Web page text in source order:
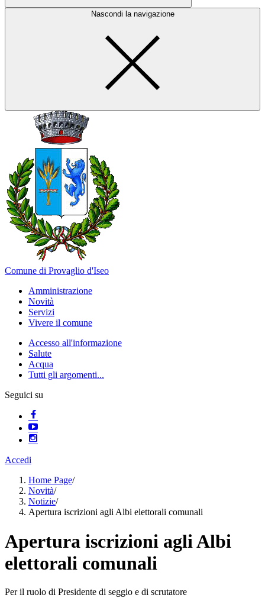
Nascondi la navigazione
Comune di Provaglio d'Iseo
Amministrazione
Novità
Servizi
Vivere il comune
Accesso all'informazione
Salute
Acqua
Tutti gli argomenti...
Seguici su
Accedi
Home Page/
Novità/
Notizie/
Apertura iscrizioni agli Albi elettorali comunali
Apertura iscrizioni agli Albi
elettorali comunali
Per il ruolo di Presidente di seggio e di scrutatore